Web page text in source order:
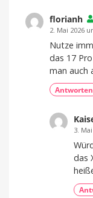
florianh
2. Mai 2026
Nutze
das 17
man auch
Antworten
3.
das